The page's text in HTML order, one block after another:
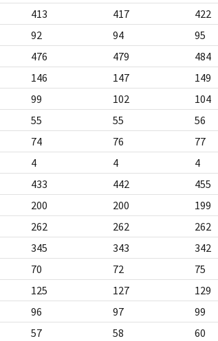
413 417 422
92 94 95
476 479 484
146 147 149
99 102 104
55 55 56
74 76 77
4 4 4
433 442 455
200 200 199
262 262 262
345 343 342
70 72 75
125 127 129
96 97 99
57 58 60